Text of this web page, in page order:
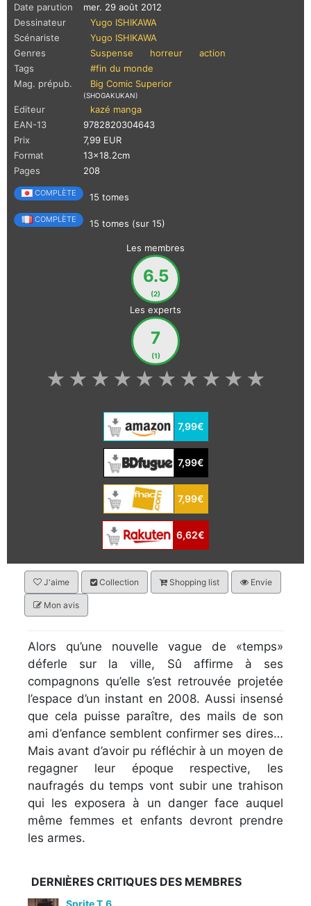
Date parution
mer. 29 août 2012
Dessinateur
Yugo ISHIKAWA
Scénariste
Yugo ISHIKAWA
Genres
Suspense horreur
action
Tags
#fin du monde
Mag. prépub.
Big Comic Superior
(SHOGAKUKAN)
Editeur
kazé manga
EAN-13
9782820304643
Prix
7,99 EUR
Format
13x18.2cm
Pages
208
COMPLÈTE 15 tomes
COMPLÈTE 15 tomes (sur 15)
Les membres
6.5
(2)
Les experts
7
(1)
★
★
★
★
★
★
★
★
★
★
7,99€
7,99€
7,99€
6,62€
J'aime Collection Shopping list Envie
Mon avis
Alors qu’une nouvelle vague de «temps»
déferle sur la ville, Sû affirme à ses
compagnons qu’elle s’est retrouvée projetée
l’espace d’un instant en 2008. Aussi insensé
que cela puisse paraître, des mails de son
ami d’enfance semblent confirmer ses dires…
Mais avant d’avoir pu réfléchir à un moyen de
regagner leur époque respective, les
naufragés du temps vont subir une trahison
qui les exposera à un danger face auquel
même femmes et enfants devront prendre
les armes.
DERNIÈRES CRITIQUES DES MEMBRES
Sprite T.6